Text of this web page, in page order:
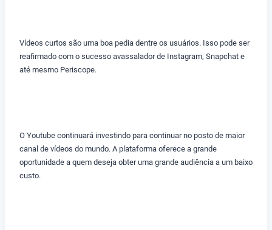
Vídeos curtos são uma boa pedia dentre os usuários. Isso pode ser
reafirmado com o sucesso avassalador de Instagram, Snapchat e
até mesmo Periscope.
O Youtube continuará investindo para continuar no posto de maior
canal de vídeos do mundo. A plataforma oferece a grande
oportunidade a quem deseja obter uma grande audiência a um baixo
custo.